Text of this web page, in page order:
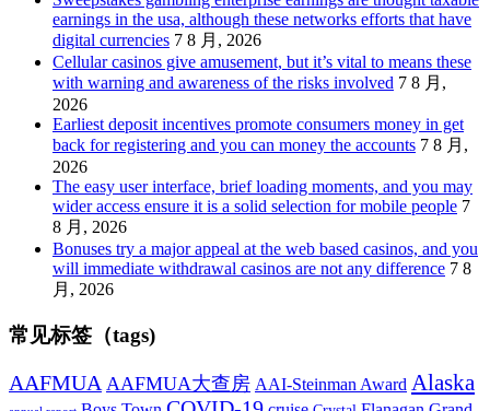
earnings in the usa, although these networks efforts that have
digital currencies 7 8 月, 2026
Cellular casinos give amusement, but it’s vital to means these
with warning and awareness of the risks involved 7 8 月,
2026
Earliest deposit incentives promote consumers money in get
back for registering and you can money the accounts 7 8 月,
2026
The easy user interface, brief loading moments, and you may
wider access ensure it is a solid selection for mobile people 7
8 月, 2026
Bonuses try a major appeal at the web based casinos, and you
will immediate withdrawal casinos are not any difference 7 8
月, 2026
常见标签（tags)
AAFMUA AAFMUA大查房 AAI-Steinman Award Alaska